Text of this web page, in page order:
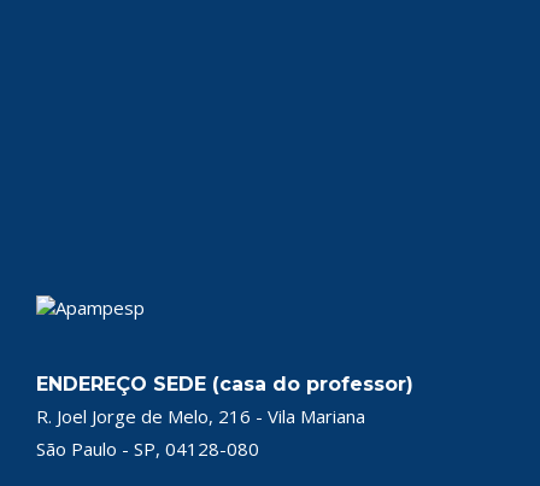
ENDEREÇO SEDE (casa do professor)
R. Joel Jorge de Melo, 216 - Vila Mariana
São Paulo - SP, 04128-080